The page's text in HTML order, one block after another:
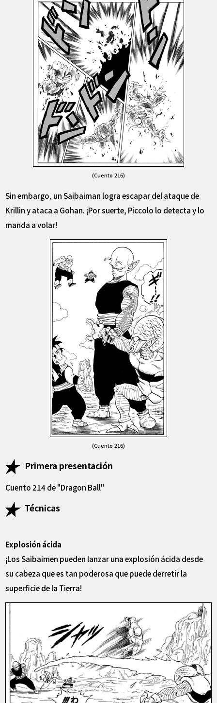
(Cuento 216)
Sin embargo, un Saibaiman logra escapar del ataque de
Krillin y ataca a Gohan. ¡Por suerte, Piccolo lo detecta y lo
manda a volar!
(Cuento 216)
Primera presentación
Cuento 214 de "Dragon Ball"
Técnicas
Explosión ácida
¡Los Saibaimen pueden lanzar una explosión ácida desde
su cabeza que es tan poderosa que puede derretir la
superficie de la Tierra!